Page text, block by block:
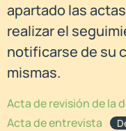
apartado las
realizar el
notificarse de su
mismas.
Acta de revisión de la
Acta de entrevista